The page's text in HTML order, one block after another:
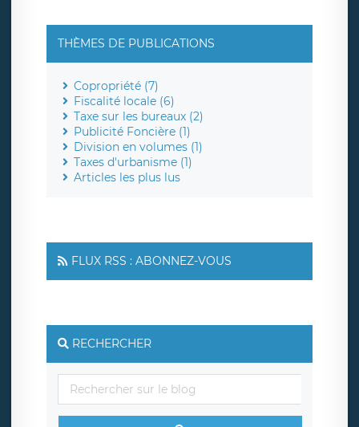
THÈMES DE PUBLICATIONS
Copropriété (7)
Fiscalité locale (6)
Taxe sur les bureaux (2)
Publicité Foncière (1)
Division en volumes (1)
Taxes d'urbanisme (1)
Articles les plus lus
FLUX RSS : ABONNEZ-VOUS
RECHERCHER